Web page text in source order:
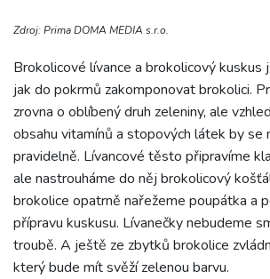
Zdroj: Prima DOMA MEDIA s.r.o.
Brokolicové lívance a brokolicový kuskus
jak do pokrmů zakomponovat brokolici.
zrovna o oblíbený druh zeleniny, ale
obsahu vitamínů a stopových látek by se
pravidelně. Lívancové těsto připravíme
ale nastrouháme do něj brokolicový
brokolice opatrně nařežeme poupátka a
přípravu kuskusu. Lívanečky nebudeme
troubě. A ještě ze zbytků brokolice
který bude mít svěží zelenou barvu.